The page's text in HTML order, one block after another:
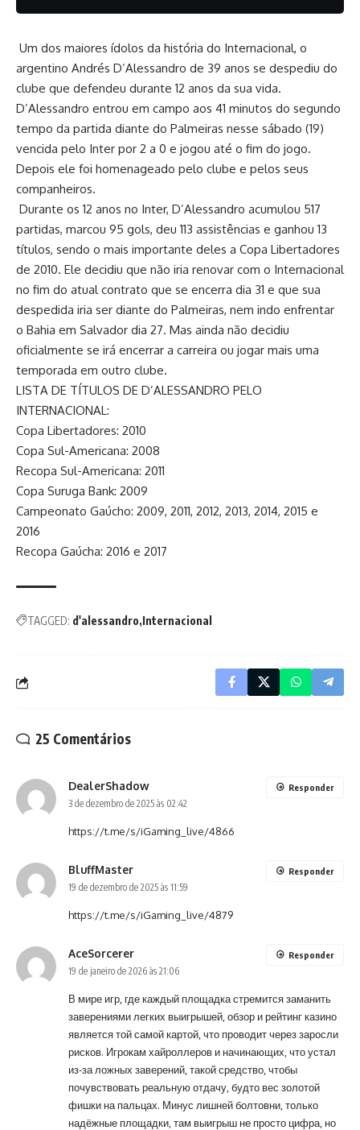
Um dos maiores ídolos da história do Internacional, o
argentino Andrés D’Alessandro de 39 anos se despediu do
clube que defendeu durante 12 anos da sua vida.
D’Alessandro entrou em campo aos 41 minutos do segundo
tempo da partida diante do Palmeiras nesse sábado (19)
vencida pelo Inter por 2 a 0 e jogou até o fim do jogo.
Depois ele foi homenageado pelo clube e pelos seus
companheiros.
Durante os 12 anos no Inter, D’Alessandro acumulou 517
partidas, marcou 95 gols, deu 113 assistências e ganhou 13
títulos, sendo o mais importante deles a Copa Libertadores
de 2010. Ele decidiu que não iria renovar com o Internacional
no fim do atual contrato que se encerra dia 31 e que sua
despedida iria ser diante do Palmeiras, nem indo enfrentar
o Bahia em Salvador dia 27. Mas ainda não decidiu
oficialmente se irá encerrar a carreira ou jogar mais uma
temporada em outro clube.
LISTA DE TÍTULOS DE D’ALESSANDRO PELO
INTERNACIONAL:
Copa Libertadores: 2010
Copa Sul-Americana: 2008
Recopa Sul-Americana: 2011
Copa Suruga Bank: 2009
Campeonato Gaúcho: 2009, 2011, 2012, 2013, 2014, 2015 e
2016
Recopa Gaúcha: 2016 e 2017
TAGGED: d'alessandro Internacional
25 Comentários
DealerShadow
3 de dezembro de 2025 às 02:42
https://t.me/s/iGaming_live/4866
Responder
BluffMaster
19 de dezembro de 2025 às 11:59
https://t.me/s/iGaming_live/4879
Responder
AceSorcerer
19 de janeiro de 2026 às 21:06
В мире игр, где каждый площадка стремится заманить
заверениями легких выигрышей, обзор и рейтинг казино
является той самой картой, что проводит через заросли
рисков. Игрокам хайроллеров и начинающих, что устал
из-за ложных заверений, такой средство, чтобы
почувствовать реальную отдачу, будто вес золотой
фишки на пальцах. Минус лишней болтовни, только
надёжные площадки, там выигрыш не просто цифра, но
Responder